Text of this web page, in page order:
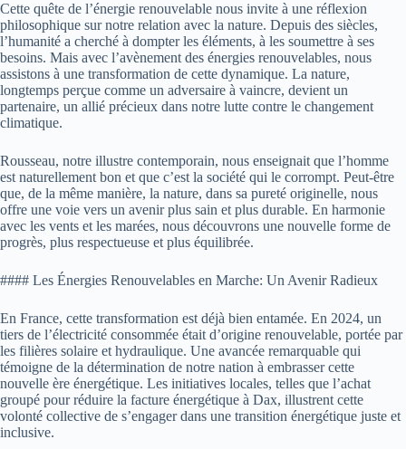
Cette quête de l’énergie renouvelable nous invite à une réflexion
philosophique sur notre relation avec la nature. Depuis des siècles,
l’humanité a cherché à dompter les éléments, à les soumettre à ses
besoins. Mais avec l’avènement des énergies renouvelables, nous
assistons à une transformation de cette dynamique. La nature,
longtemps perçue comme un adversaire à vaincre, devient un
partenaire, un allié précieux dans notre lutte contre le changement
climatique.
Rousseau, notre illustre contemporain, nous enseignait que l’homme
est naturellement bon et que c’est la société qui le corrompt. Peut-être
que, de la même manière, la nature, dans sa pureté originelle, nous
offre une voie vers un avenir plus sain et plus durable. En harmonie
avec les vents et les marées, nous découvrons une nouvelle forme de
progrès, plus respectueuse et plus équilibrée.
#### Les Énergies Renouvelables en Marche: Un Avenir Radieux
En France, cette transformation est déjà bien entamée. En 2024, un
tiers de l’électricité consommée était d’origine renouvelable, portée par
les filières solaire et hydraulique. Une avancée remarquable qui
témoigne de la détermination de notre nation à embrasser cette
nouvelle ère énergétique. Les initiatives locales, telles que l’achat
groupé pour réduire la facture énergétique à Dax, illustrent cette
volonté collective de s’engager dans une transition énergétique juste et
inclusive.